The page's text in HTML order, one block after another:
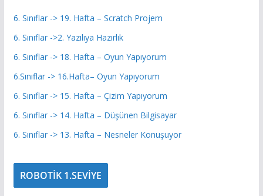
6. Sınıflar -> 19. Hafta – Scratch Projem
6. Sınıflar ->2. Yazılıya Hazırlık
6. Sınıflar -> 18. Hafta – Oyun Yapıyorum
6.Sınıflar -> 16.Hafta– Oyun Yapıyorum
6. Sınıflar -> 15. Hafta – Çizim Yapıyorum
6. Sınıflar -> 14. Hafta – Düşünen Bilgisayar
6. Sınıflar -> 13. Hafta – Nesneler Konuşuyor
ROBOTİK 1.SEVİYE